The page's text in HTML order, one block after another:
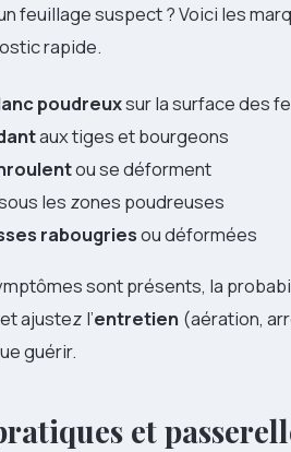
feuillage suspect ? Voici les
rapide.
poudreuxsur la surface des
aux tiges et bourgeons
ou se déforment
les zones poudreuses
rabougriesou déformées
sont présents, la
ajustez l’entretien (aération,
guérir.
et